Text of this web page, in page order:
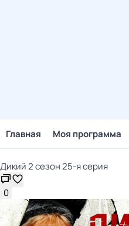
Главная Моя программа
Дикий 2 сезон 25-я серия
0